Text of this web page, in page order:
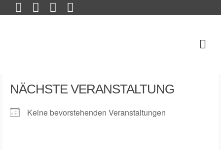
NÄCHSTE VERANSTALTUNG
Keine bevorstehenden Veranstaltungen